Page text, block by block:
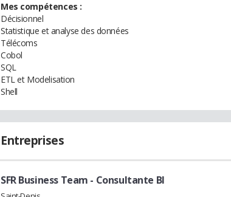
Mes compétences :
Décisionnel
Statistique et analyse des données
Télécoms
Cobol
SQL
ETL et Modelisation
Shell
Entreprises
SFR Business Team - Consultante BI